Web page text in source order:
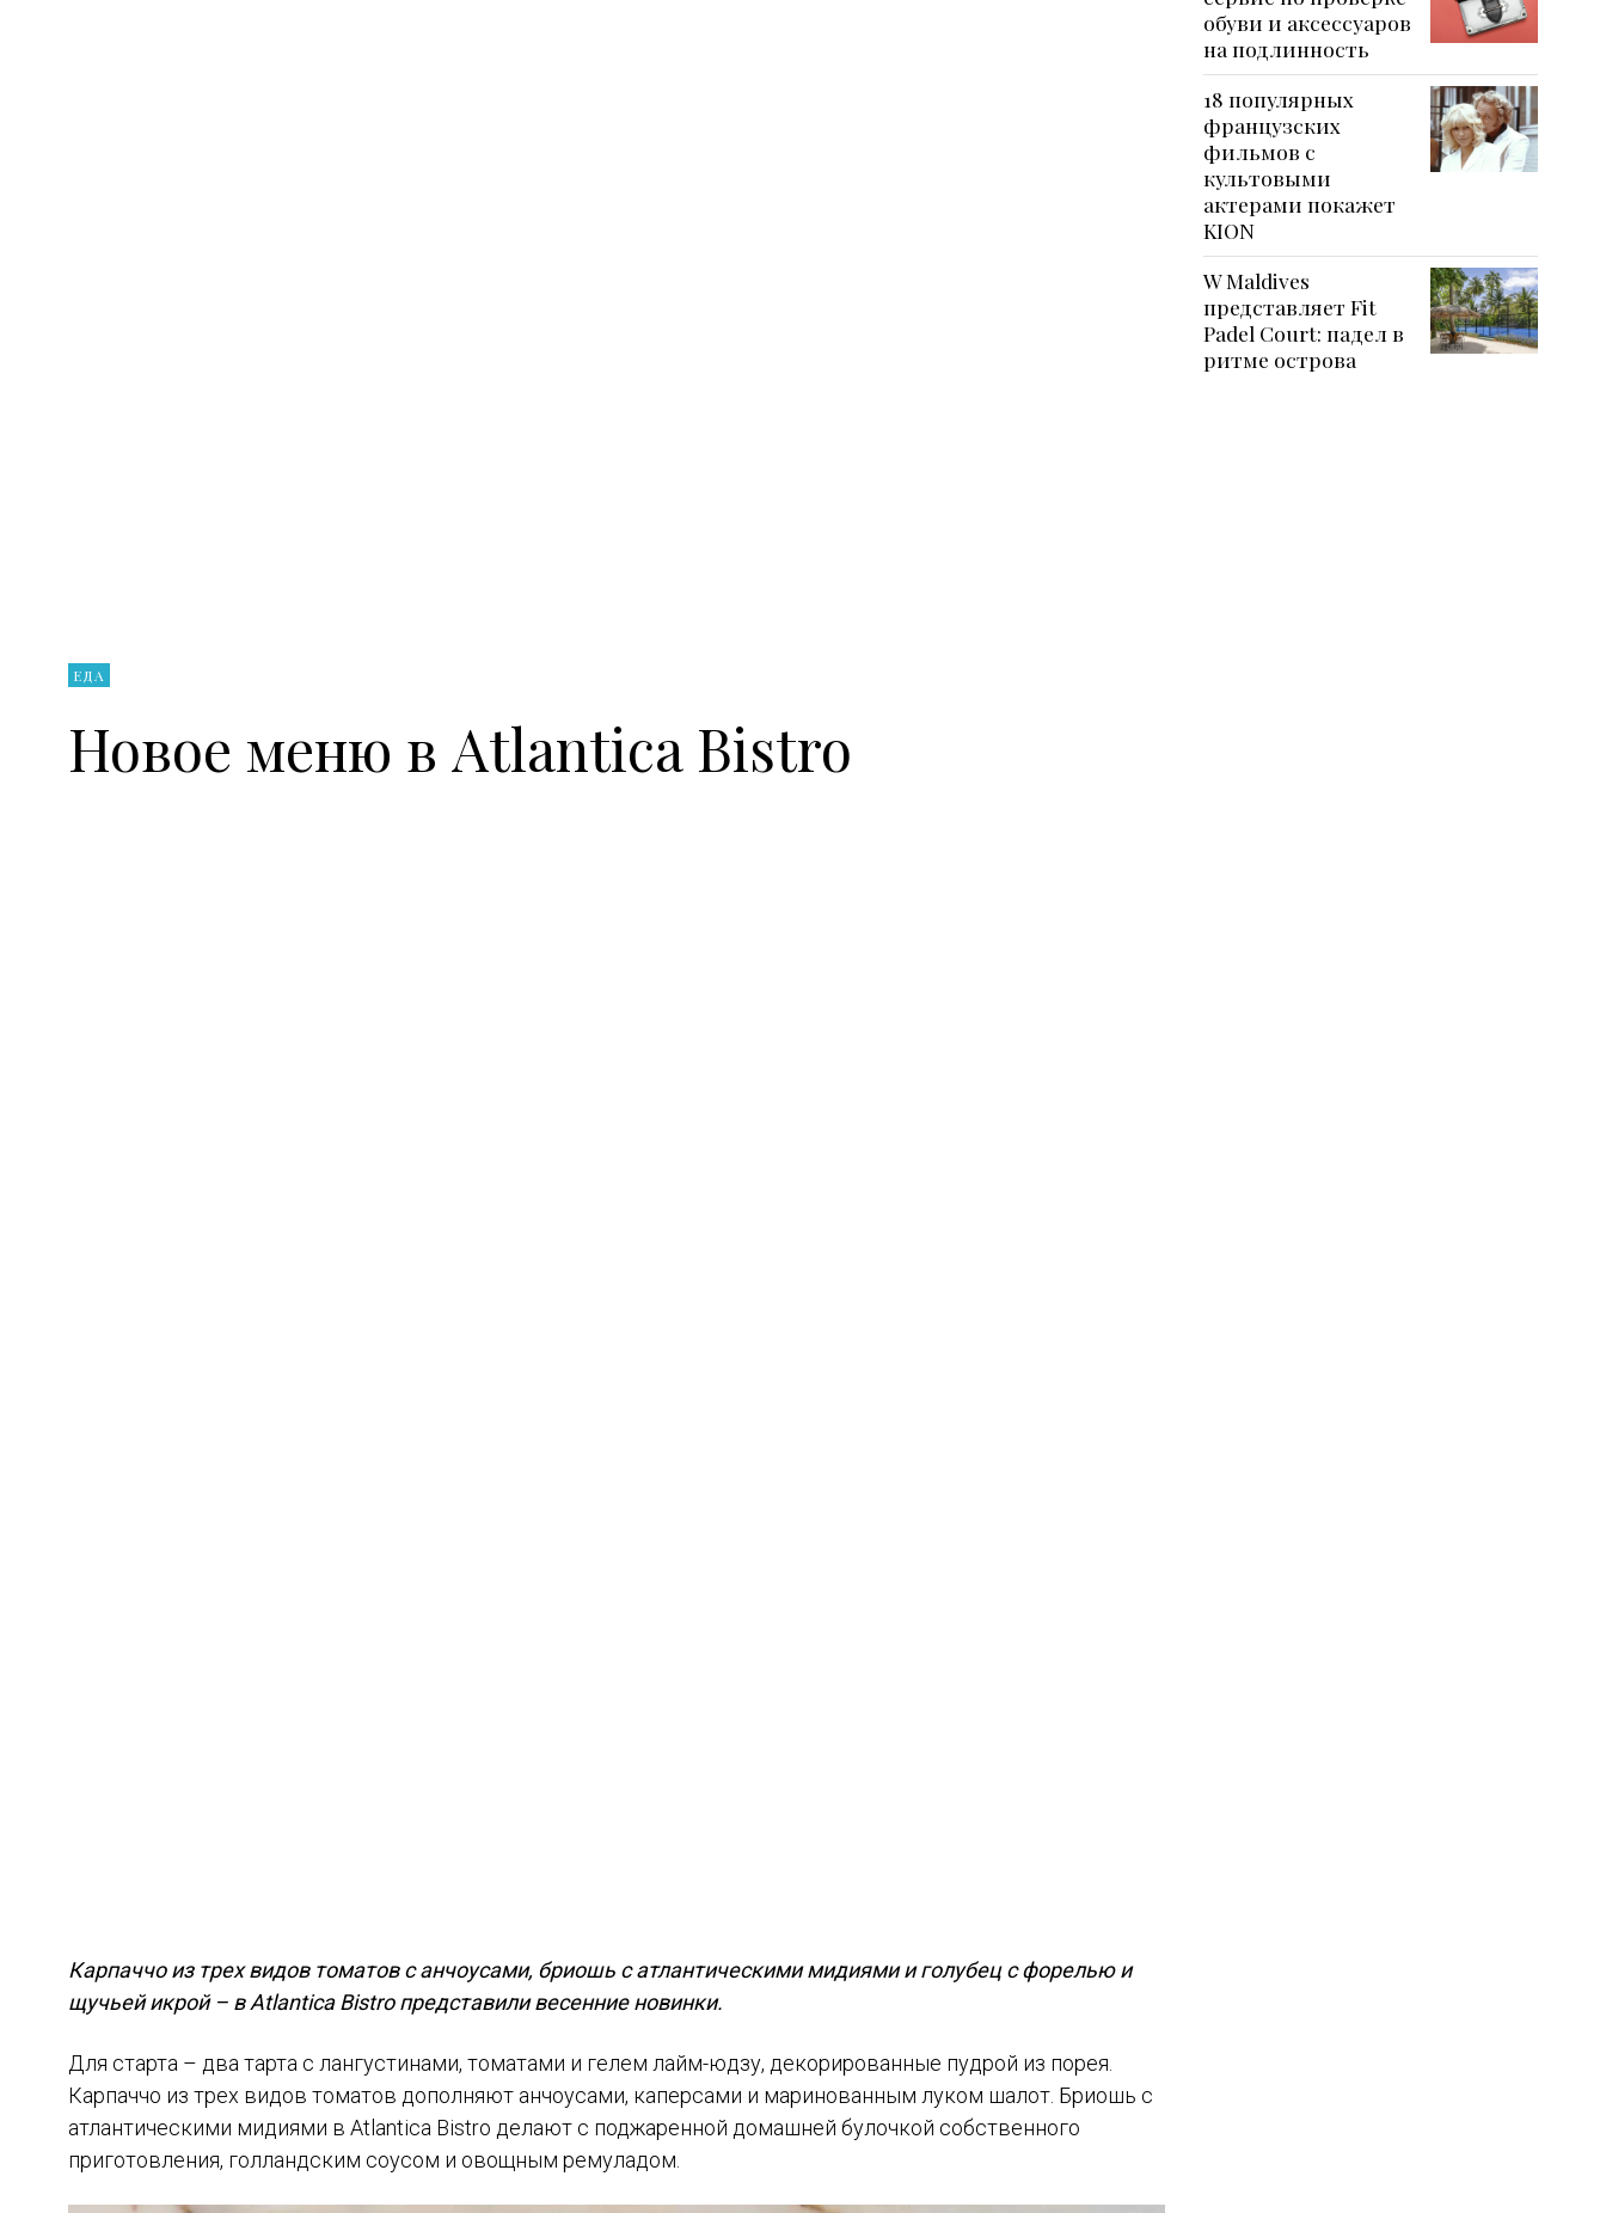
ЕДА
Новое меню в Atlantica Bistro
Карпаччо из трех видов томатов с анчоусами, бриошь с атлантическими мидиями и голубец с форелью и
щучьей икрой – в Atlantica Bistro представили весенние новинки.
Для старта – два тарта с лангустинами, томатами и гелем лайм-юдзу, декорированные пудрой из порея.
Карпаччо из трех видов томатов дополняют анчоусами, каперсами и маринованным луком шалот. Бриошь с
атлантическими мидиями в Atlantica Bistro делают с поджаренной домашней булочкой собственного
приготовления, голландским соусом и овощным ремуладом.
обуви и аксессуаров
на подлинность
18 популярных
французских
фильмов с
культовыми
актерами покажет
KION
W Maldives
представляет Fit
Padel Court: падел в
ритме острова